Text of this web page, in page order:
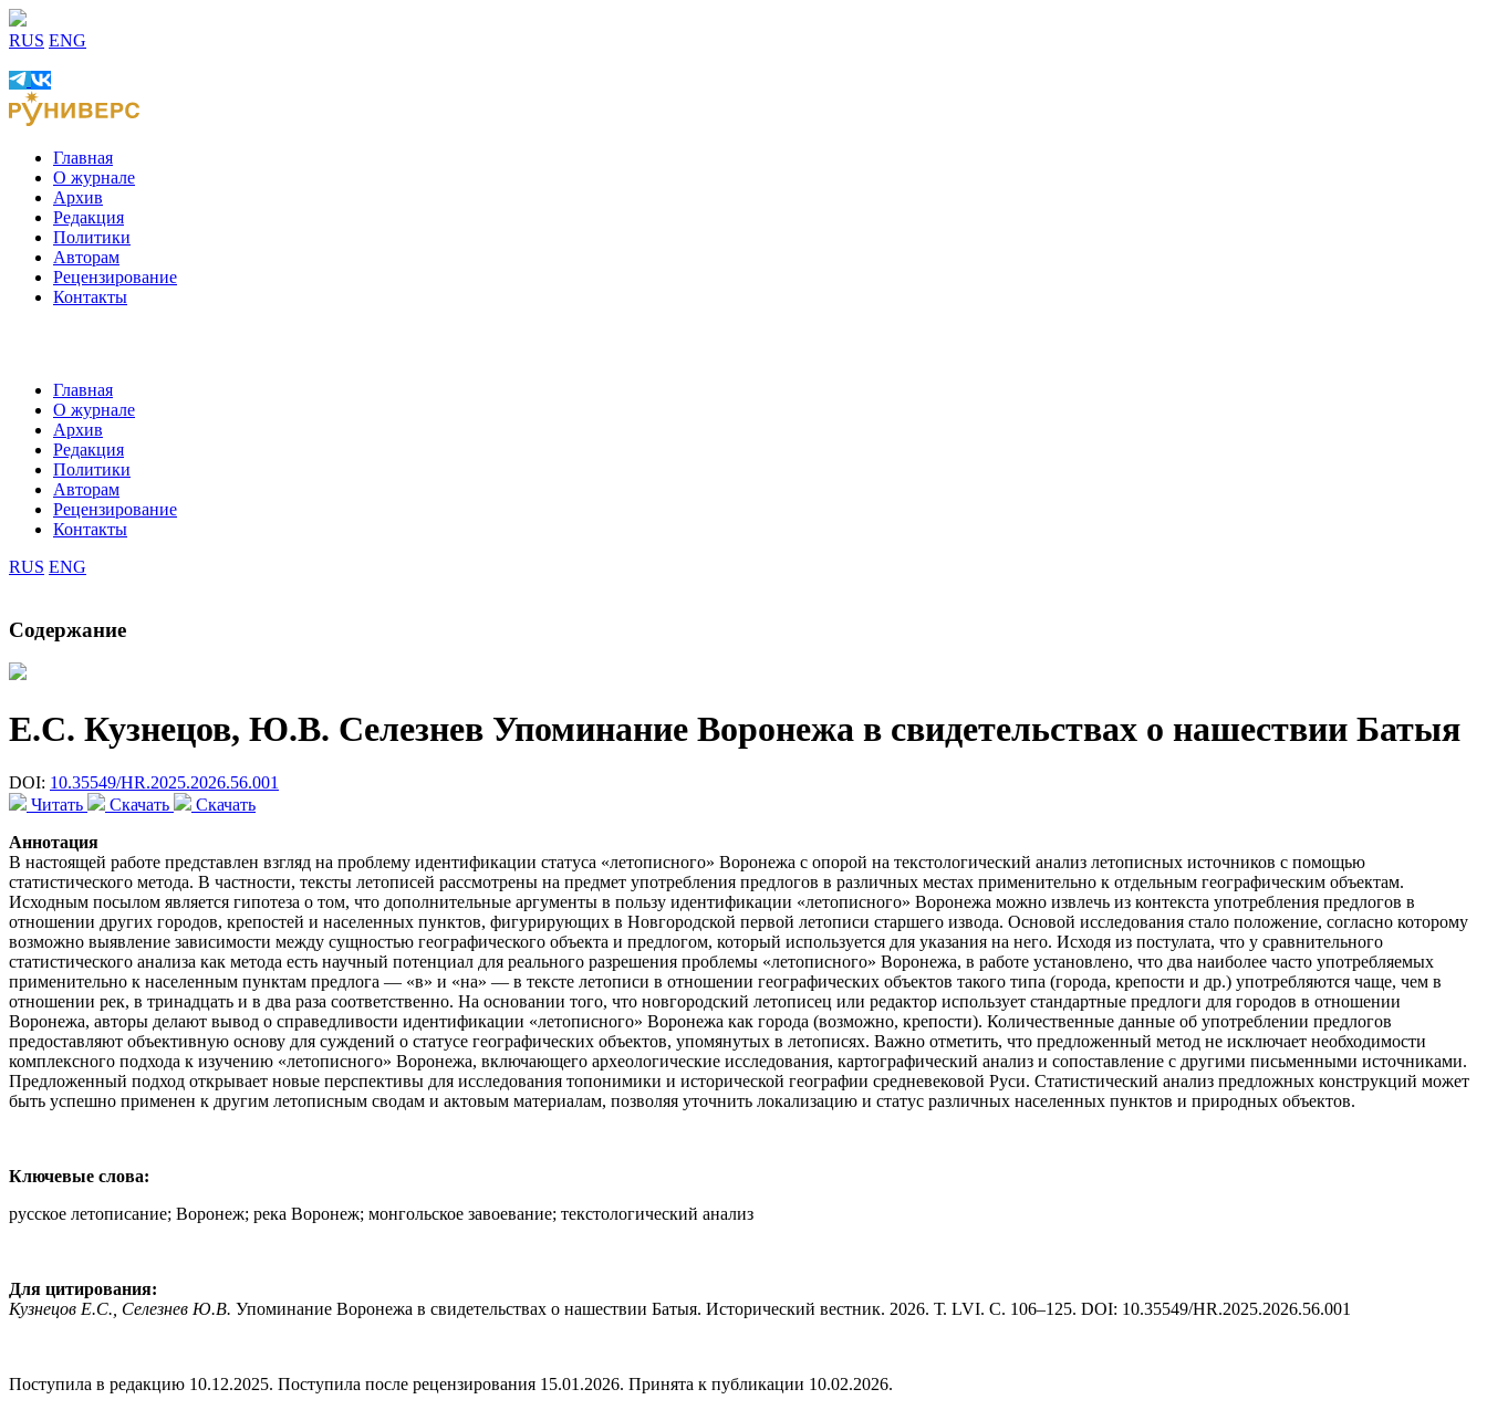
RUS ENG
Главная
О журнале
Архив
Редакция
Политики
Авторам
Рецензирование
Контакты
Главная
О журнале
Архив
Редакция
Политики
Авторам
Рецензирование
Контакты
RUS ENG
Содержание
Е.С. Кузнецов, Ю.В. Селезнев Упоминание Воронежа в свидетельствах о нашествии Батыя
DOI: 10.35549/HR.2025.2026.56.001
Читать
Скачать
Скачать
Аннотация
В настоящей работе представлен взгляд на проблему идентификации статуса «летописного» Воронежа с опорой на текстологический анализ летописных источников с помощью
статистического метода. В частности, тексты летописей рассмотрены на предмет употребления предлогов в различных местах применительно к отдельным географическим объектам.
Исходным посылом является гипотеза о том, что дополнительные аргументы в пользу идентификации «летописного» Воронежа можно извлечь из контекста употребления предлогов в
отношении других городов, крепостей и населенных пунктов, фигурирующих в Новгородской первой летописи старшего извода. Основой исследования стало положение, согласно которому
возможно выявление зависимости между сущностью географического объекта и предлогом, который используется для указания на него. Исходя из постулата, что у сравнительного
статистического анализа как метода есть научный потенциал для реального разрешения проблемы «летописного» Воронежа, в работе установлено, что два наиболее часто употребляемых
применительно к населенным пунктам предлога — «в» и «на» — в тексте летописи в отношении географических объектов такого типа (города, крепости и др.) употребляются чаще, чем в
отношении рек, в тринадцать и в два раза соответственно. На основании того, что новгородский летописец или редактор использует стандартные предлоги для городов в отношении
Воронежа, авторы делают вывод о справедливости идентификации «летописного» Воронежа как города (возможно, крепости). Количественные данные об употреблении предлогов
предоставляют объективную основу для суждений о статусе географических объектов, упомянутых в летописях. Важно отметить, что предложенный метод не исключает необходимости
комплексного подхода к изучению «летописного» Воронежа, включающего археологические исследования, картографический анализ и сопоставление с другими письменными источниками.
Предложенный подход открывает новые перспективы для исследования топонимики и исторической географии средневековой Руси. Статистический анализ предложных конструкций может
быть успешно применен к другим летописным сводам и актовым материалам, позволяя уточнить локализацию и статус различных населенных пунктов и природных объектов.
Ключевые слова:
русское летописание; Воронеж; река Воронеж; монгольское завоевание; текстологический анализ
Для цитирования:
Кузнецов Е.С., Селезнев Ю.В. Упоминание Воронежа в свидетельствах о нашествии Батыя. Исторический вестник. 2026. Т. LVI. С. 106–125. DOI: 10.35549/HR.2025.2026.56.001
Поступила в редакцию 10.12.2025. Поступила после рецензирования 15.01.2026. Принята к публикации 10.02.2026.